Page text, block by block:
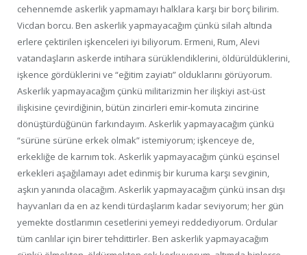
cehennemde askerlik yapmamayı halklara karşı bir borç bilirim.
Vicdan borcu. Ben askerlik yapmayacağım çünkü silah altında
erlere çektirilen işkenceleri iyi biliyorum. Ermeni, Rum, Alevi
vatandaşların askerde intihara sürüklendiklerini, öldürüldüklerini,
işkence gördüklerini ve “eğitim zayiatı” olduklarını görüyorum.
Askerlik yapmayacağım çünkü militarizmin her ilişkiyi ast-üst
ilişkisine çevirdiğinin, bütün zincirleri emir-komuta zincirine
dönüştürdüğünün farkındayım. Askerlik yapmayacağım çünkü
“sürüne sürüne erkek olmak” istemiyorum; işkenceye de,
erkekliğe de karnım tok. Askerlik yapmayacağım çünkü eşcinsel
erkekleri aşağılamayı adet edinmiş bir kuruma karşı sevginin,
aşkın yanında olacağım. Askerlik yapmayacağım çünkü insan dışı
hayvanları da en az kendi türdaşlarım kadar seviyorum; her gün
yemekte dostlarımın cesetlerini yemeyi reddediyorum. Ordular
tüm canlılar için birer tehdittirler. Ben askerlik yapmayacağım